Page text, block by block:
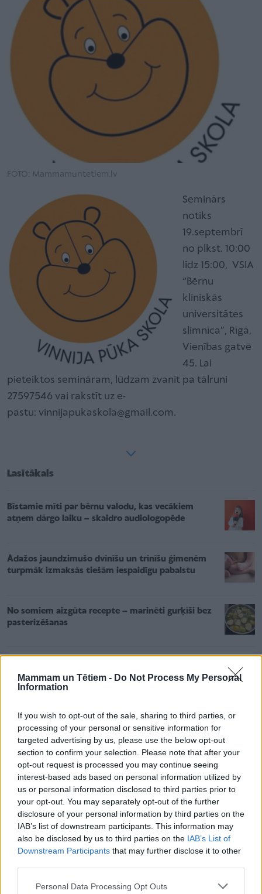
Mammam un Tētiem - Do Not Process My Personal
Information
If you wish to opt-out of the sale, sharing to third parties, or
processing of your personal or sensitive information for
targeted advertising by us, please use the below opt-out
section to confirm your selection. Please note that after your
opt-out request is processed you may continue seeing
interest-based ads based on personal information utilized by
us or personal information disclosed to third parties prior to
your opt-out. You may separately opt-out of the further
disclosure of your personal information by third parties on the
IAB’s list of downstream participants. This information may
also be disclosed by us to third parties on the IAB’s List of
Downstream Participants that may further disclose it to other
Personal Data Processing Opt Outs
FOTO: Mammamuntetiem.lv
Seminārs
notiks
19.septembrī
no plkst. 10:00
līdz 15:00, VSIA
“Bērnu
klīniskās
universitātes
slimnīca”, Rīgā,
Vienības gatvē
45. Lai
pieteiktos semināram, lūdzam zvanīt pa tālruni
27597546 vai rakstīt uz e-
pastu: vinnijapukaskola@gmail.com.
Lasītākais
Bīstamie mīti par bērnu valodu, kas vecākiem
atņem dārgo laiku – skaidro audiologopēde
Ādažos jaundzimušo dvīnīšu un trīnīšu ģimenēm
turpmāk izmaksās tiešām iespaidīgu pabalstu
No somiem aizgūta recepte – marinēti gurķīši bez
pasterizēšanas
tēmas:
1. Aptaukošanās iemesli, enerģijas vielu maiņas
īpatnības bērniem (Doc. Iveta Dzīvīte-Krišāne).
2. Aptaukošanās komplikācijas; ārstēšanās iespējas
(Dr. Jurgita Gailīte).
3. Liekā svara psiholoģiskie aspekti (Psihologs Karīna
Agadžanjana).
Vinnija Pūka skolas nodarbību vecāki aicināti
apmeklēt ar savām atvasītēm, kuras semināra laikā
pieskatīs un jaunas rotaļas izspēlēs Pūka skolas